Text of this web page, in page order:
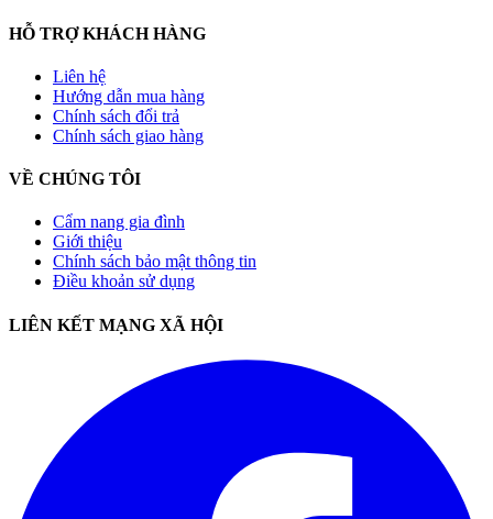
HỖ TRỢ KHÁCH HÀNG
Liên hệ
Hướng dẫn mua hàng
Chính sách đổi trả
Chính sách giao hàng
VỀ CHÚNG TÔI
Cẩm nang gia đình
Giới thiệu
Chính sách bảo mật thông tin
Điều khoản sử dụng
LIÊN KẾT MẠNG XÃ HỘI